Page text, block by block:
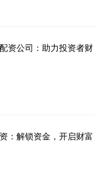
资公司：助力投资者财
：解锁资金，开启财富